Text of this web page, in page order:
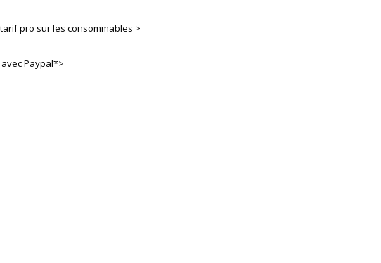
pro sur les consommables >
Paypal*>